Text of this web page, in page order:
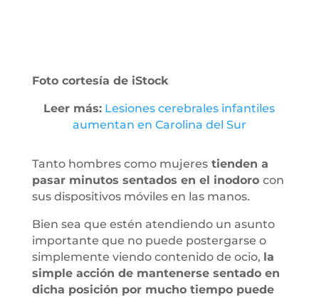
Foto cortesía de iStock
Leer más: Lesiones cerebrales infantiles
aumentan en Carolina del Sur
Tanto hombres como mujerestienden a
pasar minutos sentados en el inodoro con
sus dispositivos móviles en las manos.
Bien sea que estén atendiendo un asunto
importante que no puede postergarse o
simplemente viendo contenido de ocio, la
simple acción de mantenerse sentado en
dicha posición por mucho tiempo puede